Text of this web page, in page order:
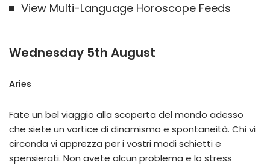
View Multi-Language Horoscope Feeds
Wednesday 5th August
Aries
Fate un bel viaggio alla scoperta del mondo adesso
che siete un vortice di dinamismo e spontaneità. Chi vi
circonda vi apprezza per i vostri modi schietti e
spensierati. Non avete alcun problema e lo stress